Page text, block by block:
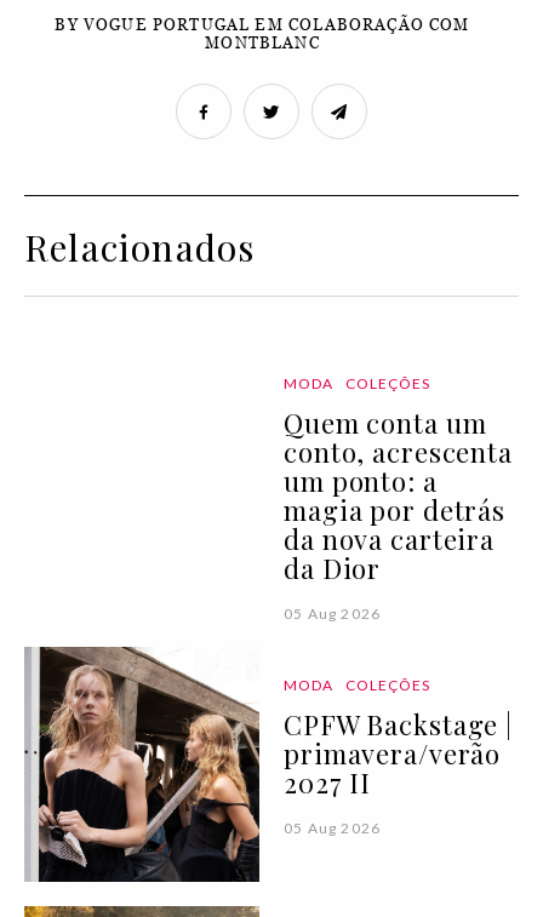
BY VOGUE PORTUGAL EM COLABORAÇÃO COM
MONTBLANC
Relacionados
MODA COLEÇÕES
Quem conta um
conto, acrescenta
um ponto: a
magia por detrás
da nova carteira
da Dior
05 Aug 2026
MODA COLEÇÕES
CPFW Backstage |
primavera/verão
2027 II
05 Aug 2026